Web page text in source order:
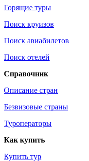
Горящие туры
Поиск круизов
Поиск авиабилетов
Поиск отелей
Справочник
Описание стран
Безвизовые страны
Туроператоры
Как купить
Купить тур